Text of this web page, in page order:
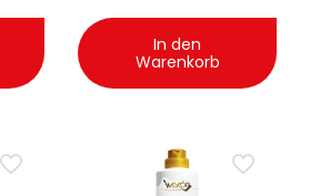
In den
Warenkorb